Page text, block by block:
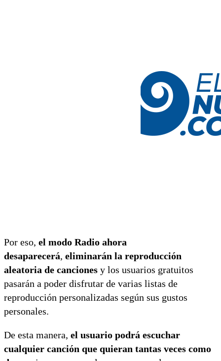
Por eso, el modo Radio ahora
desaparecerá, eliminarán la reproducción
aleatoria de canciones y los usuarios gratuitos
pasarán a poder disfrutar de varias listas de
reproducción personalizadas según sus gustos
personales.
De esta manera, el usuario podrá escuchar
cualquier canción que quieran tantas veces como